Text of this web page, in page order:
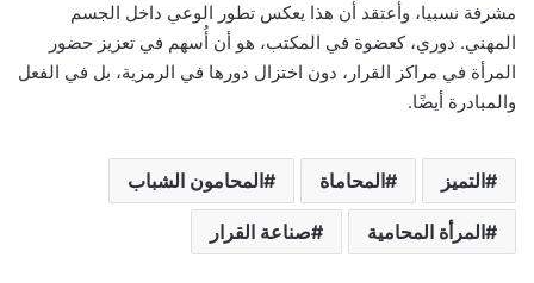
مشرفة نسبيا، وأعتقد أن هذا يعكس تطور الوعي داخل الجسم
المهني. دوري، كعضوة في المكتب، هو أن أُسهم في تعزيز حضور
المرأة في مراكز القرار، دون اختزال دورها في الرمزية، بل في الفعل
والمبادرة أيضًا.
التميز المحاماة المحامون الشباب
المرأة المحامية صناعة القرار